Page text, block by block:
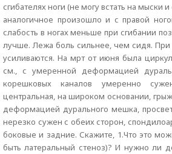
сгибателях ноги (не могу встать на мыски
аналогичное произошло и с правой
слабость в ногах меньше при сгибании
лучше. Лежа боль сильнее, чем сидя. При
усиливаются. На мрт от июня была
см., с умеренной деформацией
корешковых каналов умеренно
центральная, на широком основании,
деформацией дурального мешка,
нерезко сужен с обеих сторон,
боковые и задние. Скажите, 1.Что это
быть латеральный стеноз)? И нужно ли